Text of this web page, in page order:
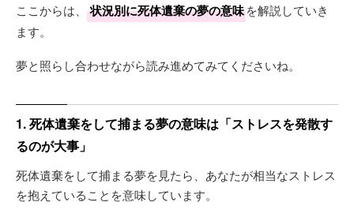
ここからは、 状況別に死体遺棄の夢の意味を解説していき
ます。
夢と照らし合わせながら読み進めてみてくださいね。
1. 死体遺棄をして捕まる夢の意味は「ストレスを発散す
るのが大事」
死体遺棄をして捕まる夢を見たら、あなたが相当なストレス
を抱えていることを意味しています。